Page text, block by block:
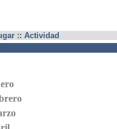
:: Actividad